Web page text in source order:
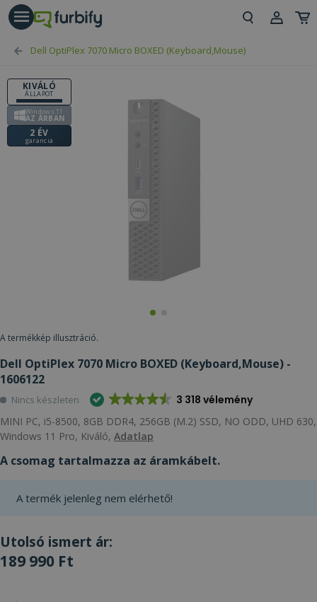
Dell OptiPlex 7070 Micro BOXED (Keyboard,Mouse)
KIVÁLÓ
ÁLLAPOT
Windows 11
AZ ÁRBAN
2 ÉV
garancia
A termékkép illusztráció.
Dell OptiPlex 7070 Micro BOXED (Keyboard,Mouse) -
1606122
Nincs készleten 3 318 vélemény
MINI PC, i5-8500, 8GB DDR4, 256GB (M.2) SSD, NO ODD, UHD 630,
Windows 11 Pro, Kiváló, Adatlap
A csomag tartalmazza az áramkábelt.
A termék jelenleg nem elérhető!
Utolsó ismert ár:
189 990 Ft
gomb